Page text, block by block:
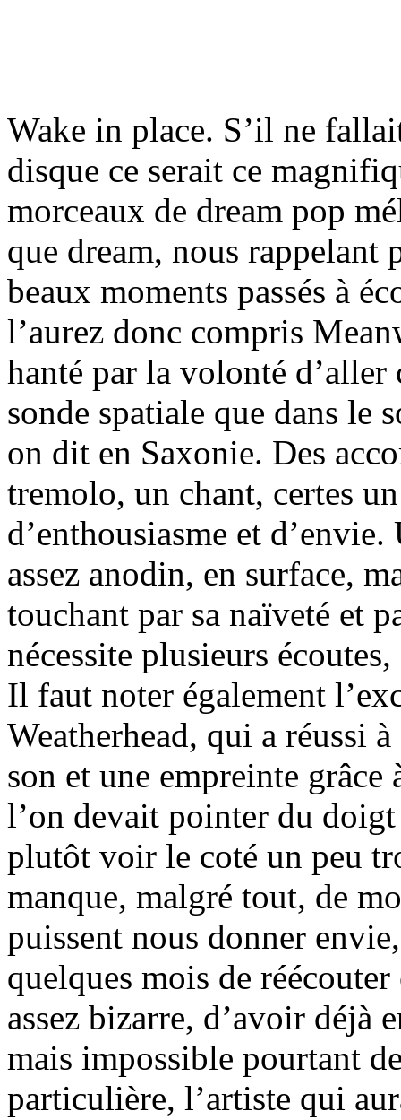
Wake in place. S’il ne
disque ce serait ce
morceaux de dream pop
que dream, nous rappelant
beaux moments passés à
l’aurez donc compris
hanté par la volonté
sonde spatiale que dans le
on dit en Saxonie. Des
tremolo, un chant, certes
d’enthousiasme et
assez anodin, en surface,
touchant par sa naïveté et
nécessite plusieurs
Il faut noter également
Weatherhead, qui a réussi
son et une empreinte grâce
l’on devait pointer du
plutôt voir le coté un peu
manque, malgré tout, de
puissent nous donner
quelques mois de
assez bizarre, d’avoir déjà
mais impossible pourtant
particulière, l’artiste qui